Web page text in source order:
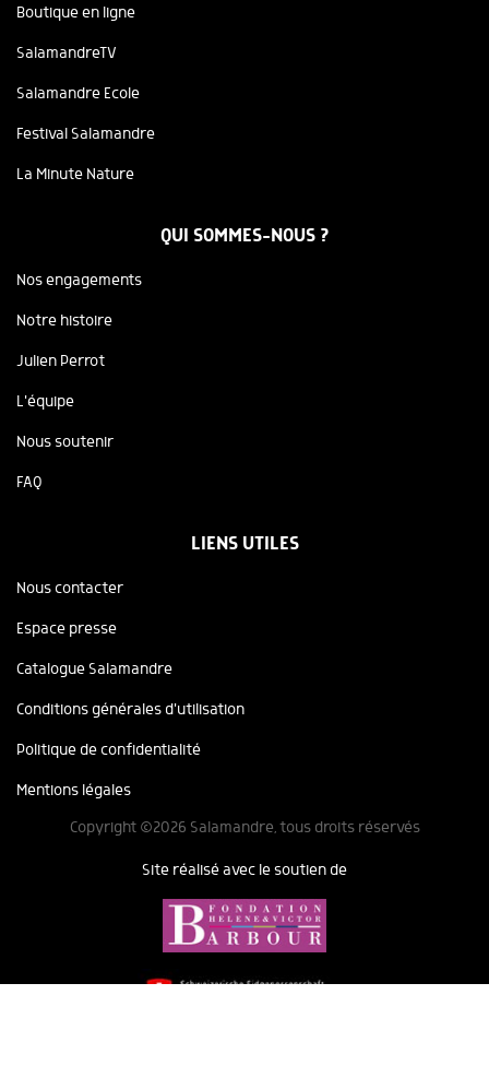
Boutique en ligne
SalamandreTV
Salamandre Ecole
Festival Salamandre
La Minute Nature
QUI SOMMES-NOUS ?
Nos engagements
Notre histoire
Julien Perrot
L'équipe
Nous soutenir
FAQ
LIENS UTILES
Nous contacter
Espace presse
Catalogue Salamandre
Conditions générales d'utilisation
Politique de confidentialité
Mentions légales
Copyright ©2026 Salamandre, tous droits réservés
Site réalisé avec le soutien de